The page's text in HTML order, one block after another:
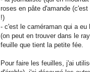
roses en pâte d'amande
!)
- c'est le caméraman qui a eu
(on peut en trouver dans le
feuille que tient la petite fée.
Pour faire les feuilles, j'ai